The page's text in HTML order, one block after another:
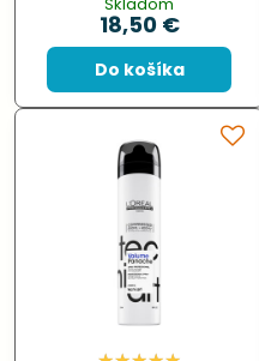
18,50 €
Do košíka